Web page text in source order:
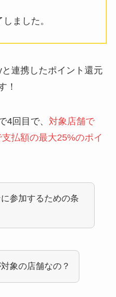
ました。
連携したポイント還元
！
4回目で、 対象店舗で
払額の最大25%のポイ
参加するための条
象の店舗なの？